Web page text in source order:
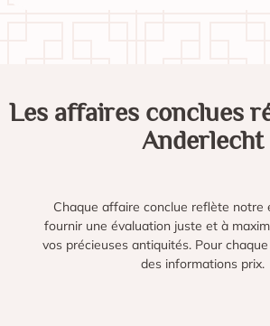
Les affaires conclues
Anderlecht
Chaque affaire conclue reflète notre
fournir une évaluation juste et à
vos précieuses antiquités. Pour
des informations prix.